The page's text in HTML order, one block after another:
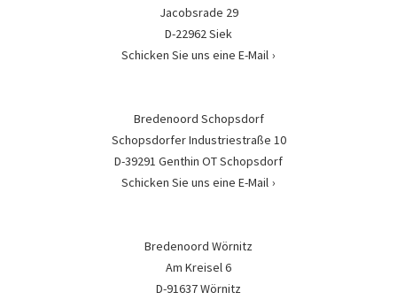
Jacobsrade 29
D-22962 Siek
Schicken Sie uns eine E-Mail
Bredenoord Schopsdorf
Schopsdorfer Industriestraße 10
D-39291 Genthin OT Schopsdorf
Schicken Sie uns eine E-Mail
Bredenoord Wörnitz
Am Kreisel 6
D-91637 Wörnitz